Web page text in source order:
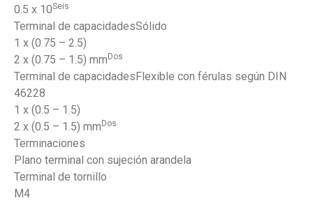
0.5 x 10Seis
Terminal de capacidadesSólido
1 x (0.75 – 2.5)
2 x (0.75 – 1.5) mm Dos
Terminal de capacidadesFlexible con férulas según DIN
46228
1 x (0.5 – 1.5)
2 x (0.5 – 1.5) mm Dos
Terminaciones
Plano terminal con sujeción arandela
Terminal de tornillo
M4